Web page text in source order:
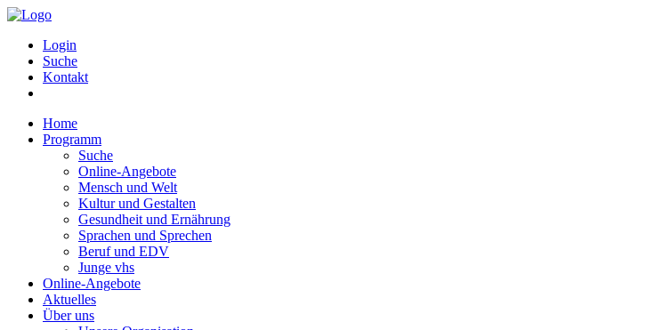
Login
Suche
Kontakt
Home
Programm
Suche
Online-Angebote
Mensch und Welt
Kultur und Gestalten
Gesundheit und Ernährung
Sprachen und Sprechen
Beruf und EDV
Junge vhs
Online-Angebote
Aktuelles
Über uns